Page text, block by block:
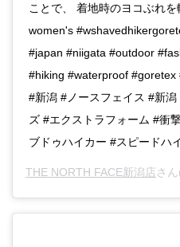
ことで、 着地時のヨコぶれを
women's
#japan #niigata #outdoor
#hiking #waterproof
#新潟 #ノースフェイス #新
ズ #エクストラフォーム #衝
ブドゥハイカー #スピードハ
THE NORTH FACE新潟店さん